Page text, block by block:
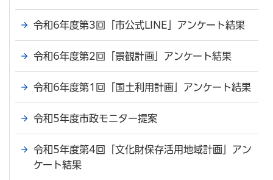
令和6年度第3回「市公式LINE」アンケート結果
令和6年度第2回「景観計画」アンケート結果
令和6年度第1回「国土利用計画」アンケート結果
令和5年度市政モニター提案
令和5年度第4回「文化財保存活用地域計画」アン
ケート結果